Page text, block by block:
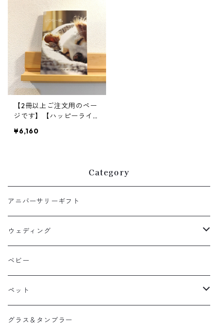
【2冊以上ご注文用のペー
ジです】【ハッピーライフ
思い出の写真集アルバム3
¥6,160
Category
アニバーサリーギフト
ウェディング
ウェルカムボード
引き出物
両親贈呈品
ベビー
ペット
へそ天商会
グラス＆タンブラー